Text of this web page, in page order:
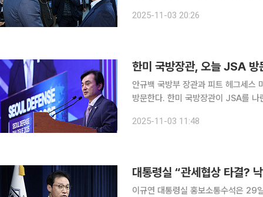
2025-11-03 20:26
한미 국방장관, 오늘 JSA
안규백 국방부 장관과 피트 헤그세스
방문한다. 한미 국방장관이 JSA를
2025-11-03 11:48
대통령실 “관세협상 타결?
이규연 대통령실 홍보소통수석은 29